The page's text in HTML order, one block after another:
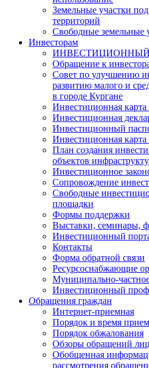
Земельные участки
территорий
Свободные земельные
Инвесторам
Обращение к
Совет по улучшению
развитию малого и
в городе Кургане
Инвестиционная карта
Инвестиционная
Инвестиционный
Инвестиционная карта
План создания
объектов
Инвестиционное
Сопровождение
Свободные
площадки
Формы поддержки
Выставки, семинары,
Инвестиционный
Контакты
Форма обратной связи
Ресурсоснабжающие
Муниципально-
Инвестиционный
Обращения граждан
Интернет-приемная
Порядок и время
Порядок обжалования
Обзоры обращений лиц
Обобщенная
рассмотрения